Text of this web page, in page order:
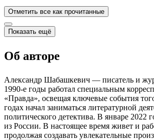
Отметить все как прочитанные
Показать ещё
Об авторе
Александр Шабашкевич — писатель и
1990-е годы работал специальным
«Правда», освещая ключевые события
годах начал заниматься литературной
политического детектива. В январе 2022
из России. В настоящее время живет и
продолжая создавать увлекательные